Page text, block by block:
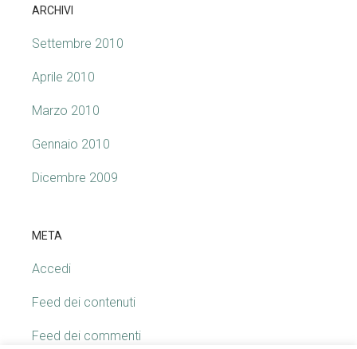
ARCHIVI
Settembre 2010
Aprile 2010
Marzo 2010
Gennaio 2010
Dicembre 2009
META
Accedi
Feed dei contenuti
Feed dei commenti